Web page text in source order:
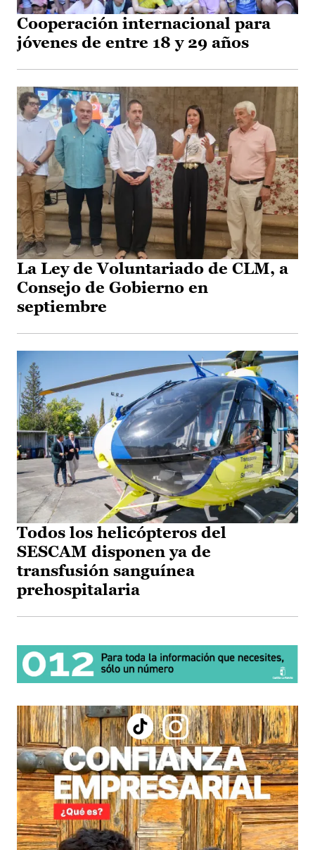
Cooperación internacional para
jóvenes de entre 18 y 29 años
La Ley de Voluntariado de CLM, a
Consejo de Gobierno en
septiembre
Todos los helicópteros del
SESCAM disponen ya de
transfusión sanguínea
prehospitalaria